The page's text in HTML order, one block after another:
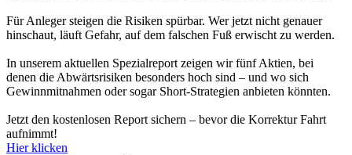
Für Anleger steigen die Risiken spürbar. Wer jetzt nicht genauer
hinschaut, läuft Gefahr, auf dem falschen Fuß erwischt zu werden.
In unserem aktuellen Spezialreport zeigen wir fünf Aktien, bei
denen die Abwärtsrisiken besonders hoch sind – und wo sich
Gewinnmitnahmen oder sogar Short-Strategien anbieten könnten.
Jetzt den kostenlosen Report sichern – bevor die Korrektur Fahrt
aufnimmt!
Hier klicken